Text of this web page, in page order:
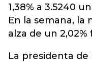
1,38% a 3.5240
En la semana,
alza de un
La presidenta de